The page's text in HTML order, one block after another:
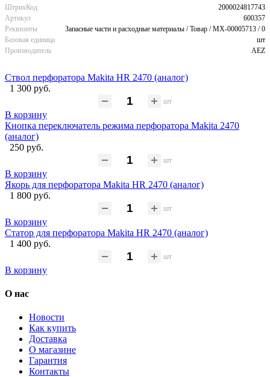
ШтрихКод
2000024817743
Артикул
600357
Реквизиты
Запасные части и расходные материалы / Товар / MX-00005713 / 0
Базовая единица
шт
Производитель
AEZ
Ствол перфоратора Makita HR 2470 (аналог)
1 300 руб.
шт
В корзину
Кнопка переключатель режима перфоратора Makita 2470
(аналог)
250 руб.
шт
В корзину
Якорь для перфоратора Makita HR 2470 (аналог)
1 800 руб.
шт
В корзину
Статор для перфоратора Makita HR 2470 (аналог)
1 400 руб.
шт
В корзину
О нас
Новости
Как купить
Доставка
О магазине
Гарантия
Контакты